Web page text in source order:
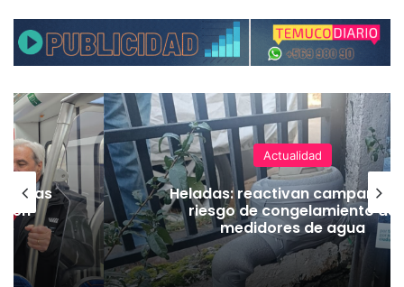
vías
Actualidad
Heladas: reactivan campaña
riesgo de congelamiento de
medidores de agua